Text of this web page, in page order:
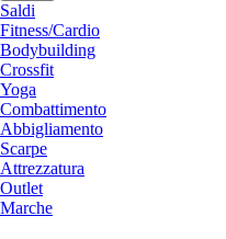
Saldi
Fitness/Cardio
Bodybuilding
Crossfit
Yoga
Combattimento
Abbigliamento
Scarpe
Attrezzatura
Outlet
Marche